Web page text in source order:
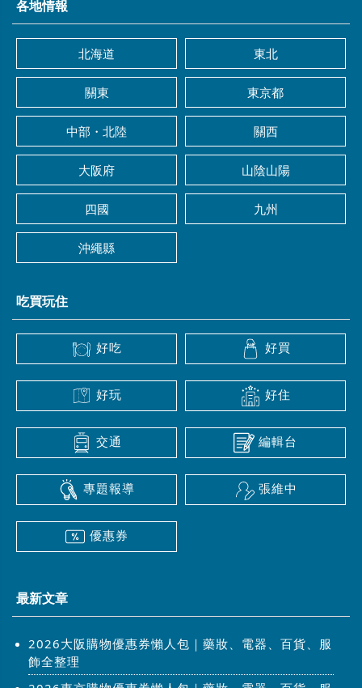
各地情報
北海道 東北
關東 東京都
中部・北陸 關西
大阪府 山陰山陽
四國 九州
沖繩縣
吃買玩住
好吃 好買
好玩 好住
交通 編輯台
專題報導 張維中
優惠券
最新文章
2026大阪購物優惠券懶人包｜藥妝、電器、百貨、服
飾全整理